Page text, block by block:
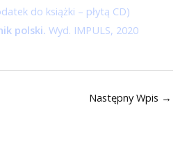
do książki – płytą CD)
polski. Wyd. IMPULS, 2020
Następny Wpis →